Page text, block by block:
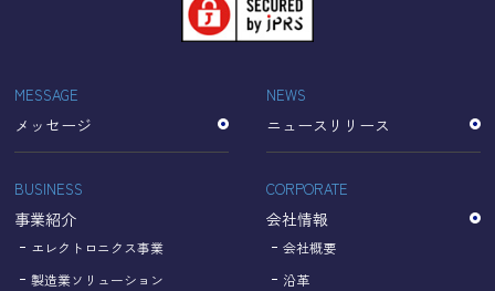
ドレスなどの情報を収集する場合がありますが、
「Cookie」で収集される情報は個人を特定できるものでは
収集されたデータはGoogleのプライバシーポリシーにおい
て管理されます。
なお、当サイトのご利用をもって、上述の方法・目的にお
いてGoogle及び当サイトが行うデータ処理に関し、お客様
【Googleのプライバシーポリシー】
https://policies.google.com/privacy?hl=ja
https://policies.google.com/technologies/partner-sites?
hl=ja
MESSAGE
メッセージ
BUSINESS
事業紹介
エレクトロニクス事業
製造業ソリューション
NEWS
ニュースリリース
CORPORATE
会社情報
会社概要
沿革